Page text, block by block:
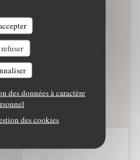
des données à caractère
des cookies